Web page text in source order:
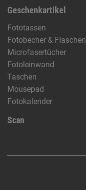
Geschenkartikel
Fototassen
Fotobecher & Flaschen
Microfasertücher
Fotoleinwand
Taschen
Mousepad
Fotokalender
Scan